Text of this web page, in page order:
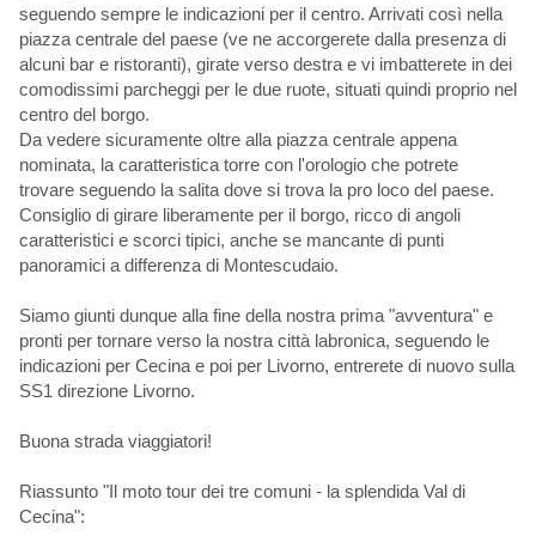
seguendo sempre le indicazioni per il centro. Arrivati così nella
piazza centrale del paese (ve ne accorgerete dalla presenza di
alcuni bar e ristoranti), girate verso destra e vi imbatterete in dei
comodissimi parcheggi per le due ruote, situati quindi proprio nel
centro del borgo.
Da vedere sicuramente oltre alla piazza centrale appena
nominata, la caratteristica torre con l'orologio che potrete
trovare seguendo la salita dove si trova la pro loco del paese.
Consiglio di girare liberamente per il borgo, ricco di angoli
caratteristici e scorci tipici, anche se mancante di punti
panoramici a differenza di Montescudaio.
Siamo giunti dunque alla fine della nostra prima "avventura" e
pronti per tornare verso la nostra città labronica, seguendo le
indicazioni per Cecina e poi per Livorno, entrerete di nuovo sulla
SS1 direzione Livorno.
Buona strada viaggiatori!
Riassunto "Il moto tour dei tre comuni - la splendida Val di
Cecina":